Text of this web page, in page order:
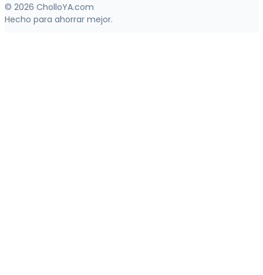
© 2026 CholloYA.com
Hecho para ahorrar mejor.